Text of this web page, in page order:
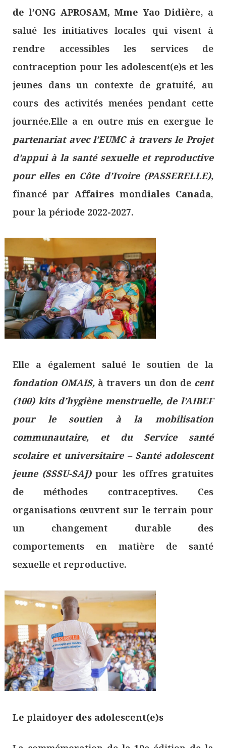
de l’ONG APROSAM, Mme Yao Didière, a
salué les initiatives locales qui visent à
rendre accessibles les services de
contraception pour les adolescent(e)s et les
jeunes dans un contexte de gratuité, au
cours des activités menées pendant cette
journée.Elle a en outre mis en exergue le
partenariat avec l’EUMC à travers le Projet
d’appui à la santé sexuelle et reproductive
pour elles en Côte d’Ivoire (PASSERELLE),
financé par Affaires mondiales Canada,
pour la période 2022-2027.
Elle a également salué le soutien de la
fondation OMAIS, à travers un don de cent
(100) kits d’hygiène menstruelle, de l’AIBEF
pour le soutien à la mobilisation
communautaire, et du Service santé
scolaire et universitaire – Santé adolescent
jeune (SSSU-SAJ) pour les offres gratuites
de méthodes contraceptives. Ces
organisations œuvrent sur le terrain pour
un changement durable des
comportements en matière de santé
sexuelle et reproductive.
Le plaidoyer des adolescent(e)s